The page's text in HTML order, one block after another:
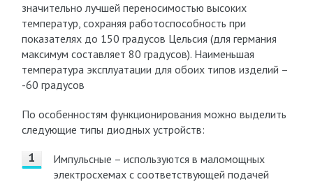
значительно лучшей переносимостью высоких
температур, сохраняя работоспособность при
показателях до 150 градусов Цельсия (для германия
максимум составляет 80 градусов). Наименьшая
температура эксплуатации для обоих типов изделий –
-60 градусов
По особенностям функционирования можно выделить
следующие типы диодных устройств:
Импульсные – используются в маломощных
электросхемах с соответствующей подачей